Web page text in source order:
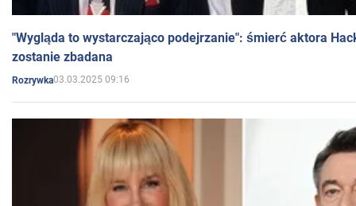
"Wygląda to wystarczająco podejrzanie": śmierć aktora
zostanie zbadana
Rozrywka03.03.2025 09:16